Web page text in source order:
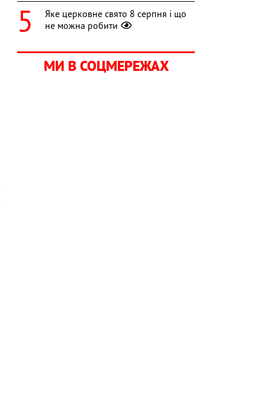
Яке церковне свято 8 серпня і що
не можна робити
МИ В СОЦМЕРЕЖАХ